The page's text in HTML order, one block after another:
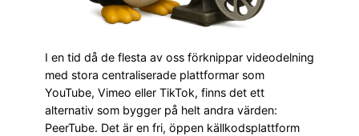
I en tid då de flesta av oss förknippar videodelning
med stora centraliserade plattformar som
YouTube, Vimeo eller TikTok, finns det ett
alternativ som bygger på helt andra värden:
PeerTube. Det är en fri, öppen källkodsplattform